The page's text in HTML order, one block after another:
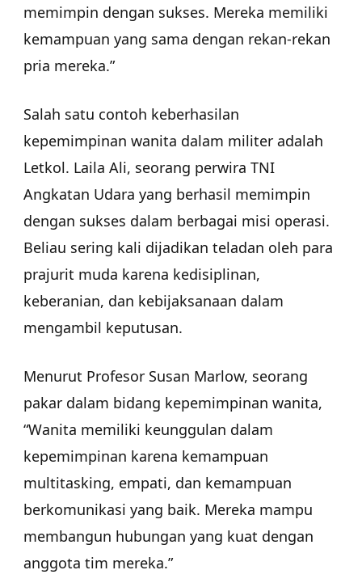
memimpin dengan sukses. Mereka memiliki
kemampuan yang sama dengan rekan-rekan
pria mereka.”
Salah satu contoh keberhasilan
kepemimpinan wanita dalam militer adalah
Letkol. Laila Ali, seorang perwira TNI
Angkatan Udara yang berhasil memimpin
dengan sukses dalam berbagai misi operasi.
Beliau sering kali dijadikan teladan oleh para
prajurit muda karena kedisiplinan,
keberanian, dan kebijaksanaan dalam
mengambil keputusan.
Menurut Profesor Susan Marlow, seorang
pakar dalam bidang kepemimpinan wanita,
“Wanita memiliki keunggulan dalam
kepemimpinan karena kemampuan
multitasking, empati, dan kemampuan
berkomunikasi yang baik. Mereka mampu
membangun hubungan yang kuat dengan
anggota tim mereka.”